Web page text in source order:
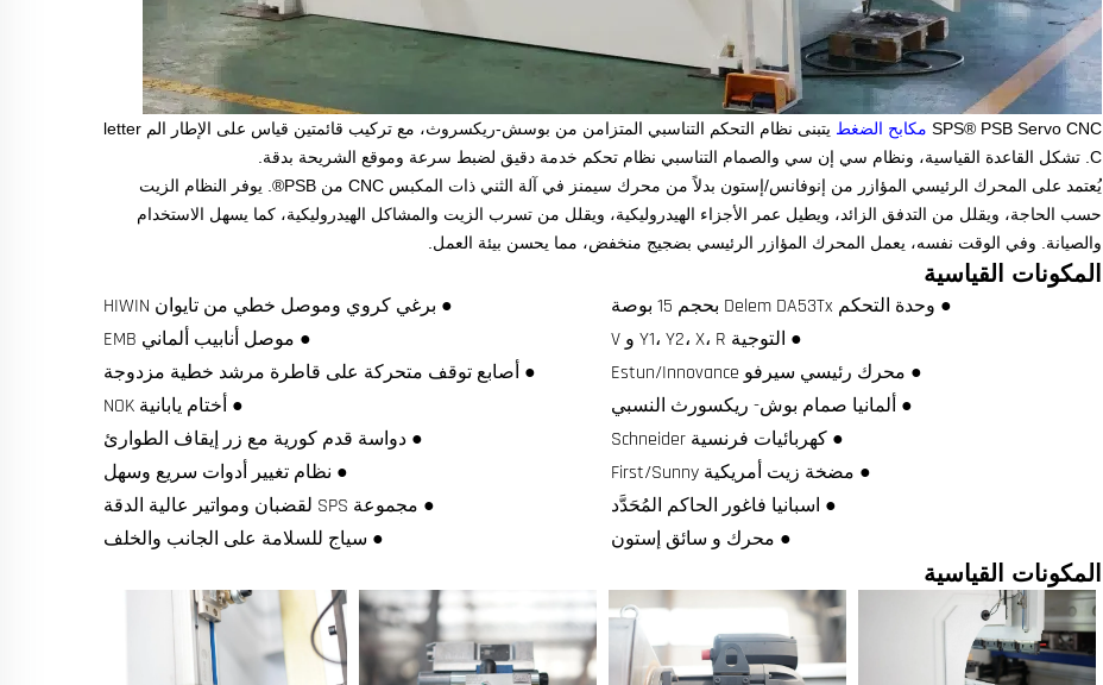
SPS® PSB Servo CNC مكابح الضغط
يتبنى نظام التحكم التناسبي المتزامن من بوسش-ريكسروث، مع تركيب قائمتين قياس على الإطار الم letter
C. تشكل القاعدة القياسية، ونظام سي إن سي والصمام التناسبي نظام تحكم خدمة دقيق لضبط سرعة وموقع الشريحة بدقة.
يُعتمد على المحرك الرئيسي المؤازر من إنوفانس/إستون بدلاً من محرك سيمنز في آلة الثني ذات المكبس CNC من PSB®. يوفر النظام الزيت
حسب الحاجة، ويقلل من التدفق الزائد، ويطيل عمر الأجزاء الهيدروليكية، ويقلل من تسرب الزيت والمشاكل الهيدروليكية، كما يسهل الاستخدام
والصيانة. وفي الوقت نفسه، يعمل المحرك المؤازر الرئيسي بضجيج منخفض، مما يحسن بيئة العمل.
المكونات القياسية
● وحدة التحكم Delem DA53Tx بحجم 15 بوصة
● برغي كروي وموصل خطي من تايوان HIWIN
● التوجية Y1، Y2، X، R و V
● موصل أنابيب ألماني EMB
● محرك رئيسي سيرفو Estun/Innovance
● أصابع توقف متحركة على قاطرة مرشد خطية مزدوجة
● ألمانيا صمام بوش- ريكسورث النسبي
● أختام يابانية NOK
● كهربائيات فرنسية Schneider
● دواسة قدم كورية مع زر إيقاف الطوارئ
● مضخة زيت أمريكية First/Sunny
● نظام تغيير أدوات سريع وسهل
● اسبانيا فاغور الحاكم المُحَدَّد
● مجموعة SPS لقضبان ومواتير عالية الدقة
● محرك و سائق إستون
● سياج للسلامة على الجانب والخلف
المكونات القياسية